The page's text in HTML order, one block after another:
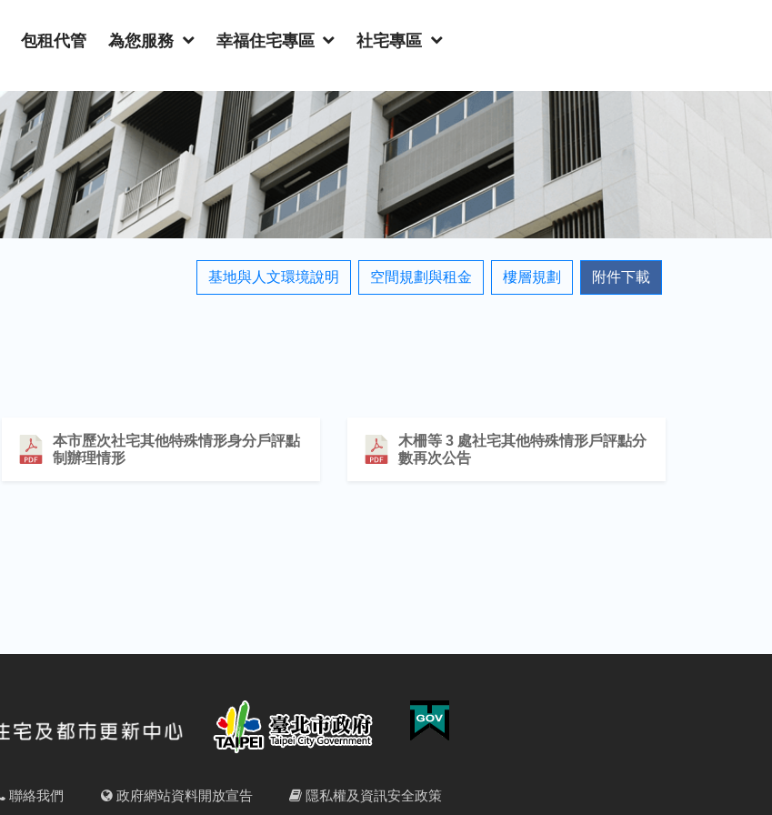
包租代管 為您服務 幸福住宅專區 社宅專區
基地與人文環境說明 空間規劃與租金 樓層規劃 附件下載
本市歷次社宅其他特殊情形身分戶評點
制辦理情形
木柵等 3 處社宅其他特殊情形戶評點分
數再次公告
聯絡我們 政府網站資料開放宣告 隱私權及資訊安全政策